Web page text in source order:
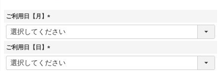
ご利用日【月】
(
必
須
ご利用日【日】
(
必